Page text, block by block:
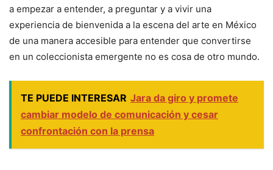
a empezar a entender, a preguntar y a vivir una
experiencia de bienvenida a la escena del arte en México
de una manera accesible para entender que convertirse
en un coleccionista emergente no es cosa de otro mundo.
TE PUEDE INTERESAR Jara da giro y promete
cambiar modelo de comunicación y cesar
confrontación con la prensa